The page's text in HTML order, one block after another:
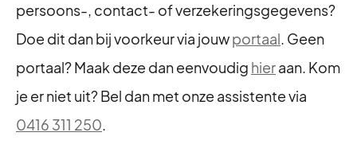
persoons-, contact- of verzekeringsgegevens?
Doe dit dan bij voorkeur via jouwportaal. Geen
portaal? Maak deze dan eenvoudig hieraan. Kom
je er niet uit? Bel dan met onze assistente via
0416 311 250.